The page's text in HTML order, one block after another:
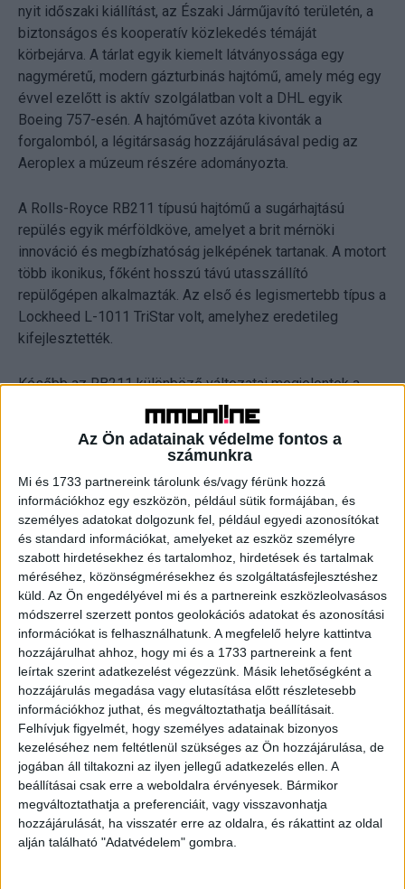
Az Ön adatainak védelme fontos a
számunkra
Mi és 1733 partnereink tárolunk és/vagy férünk hozzá
információkhoz egy eszközön, például sütik formájában, és
személyes adatokat dolgozunk fel, például egyedi azonosítókat
és standard információkat, amelyeket az eszköz személyre
szabott hirdetésekhez és tartalomhoz, hirdetések és tartalmak
méréséhez, közönségmérésekhez és szolgáltatásfejlesztéshez
küld. Az Ön engedélyével mi és a partnereink eszközleolvasásos
módszerrel szerzett pontos geolokációs adatokat és azonosítási
információkat is felhasználhatunk. A megfelelő helyre kattintva
hozzájárulhat ahhoz, hogy mi és a 1733 partnereink a fent
leírtak szerint adatkezelést végezzünk. Másik lehetőségként a
hozzájárulás megadása vagy elutasítása előtt részletesebb
információkhoz juthat, és megváltoztathatja beállításait.
Felhívjuk figyelmét, hogy személyes adatainak bizonyos
kezeléséhez nem feltétlenül szükséges az Ön hozzájárulása, de
jogában áll tiltakozni az ilyen jellegű adatkezelés ellen. A
beállításai csak erre a weboldalra érvényesek. Bármikor
megváltoztathatja a preferenciáit, vagy visszavonhatja
hozzájárulását, ha visszatér erre az oldalra, és rákattint az oldal
alján található "Adatvédelem" gombra.
nyit időszaki kiállítást, az Északi Járműjavító területén, a
biztonságos és kooperatív közlekedés témáját
körbejárva. A tárlat egyik kiemelt látványossága egy
nagyméretű, modern gázturbinás hajtómű, amely még egy
évvel ezelőtt is aktív szolgálatban volt a DHL egyik
Boeing 757-esén. A hajtóművet azóta kivonták a
forgalomból, a légitársaság hozzájárulásával pedig az
Aeroplex a múzeum részére adományozta.
A Rolls-Royce RB211 típusú hajtómű a sugárhajtású
repülés egyik mérföldköve, amelyet a brit mérnöki
innováció és megbízhatóság jelképének tartanak. A motort
több ikonikus, főként hosszú távú utasszállító
repülőgépen alkalmazták. Az első és legismertebb típus a
Lockheed L-1011 TriStar volt, amelyhez eredetileg
kifejlesztették.
Később az RB211 különböző változatai megjelentek a
Boeing 747 egyes verzióin, valamint a Boeing 757 és 767
üzemeltetési ciklus végéhez érve kivonták a forgalomból.
A DHL hozzájárulásával ennek a hajtóműnek a párja
szintén itt maradt Budapesten, az Aeroplex Képzési
Központjában a jövő szakembereinek gyakorlati képzését
segíti.
Demény Árpád, az Aeroplex ügyvezető igazgatója
elmondta: „Egy ilyen hajtómű nemcsak műszaki tárgy,
hanem több évtizednyi repüléstörténet lenyomata.
Büszkék vagyunk rá, hogy ezt a tudást és élményt most
kézzelfogható módon adhatjuk tovább a
nagyközönségnek. Külön köszönettel tartozunk
partnerünknek, a DHL-nek a támogatásért.”
Az Aeroplexnek nem ez az első közös munkája a
Közlekedési Múzeummal. A vállalat az éppen két évvel
ezelőtt kiállított An-2-es felújításában nyújtott segítséget